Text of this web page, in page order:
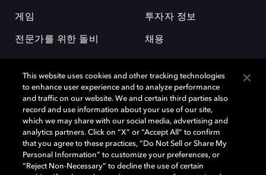
게임
전문가를 위한 돌비
투자자 정보
채용
돌비(Dolby)와 double-D 심볼은 미국 및 기타 국가 돌비래버러토리스
(Dolby Laboratories, Inc.)의 등록 및 미등록 상표이다. 그 밖에 다른 자료에
기재된 상표는 해당 상표 소유권자의 등록상표로 유지된다. © 2025 Dolby
Laboratories, Inc. All rights reserved.
This website uses cookies and other tracking technologies
to enhance user experience and to analyze performance
and traffic on our website. We and certain third parties also
record and use information about your use of our site,
which we may share with our social media, advertising and
analytics partners. Click on “X” or “Accept All” to confirm
that you agree to these practices, “Do Not Sell or Share My
Personal Information” to customize your preferences, or
“Reject Non-Necessary” to decline the use of certain